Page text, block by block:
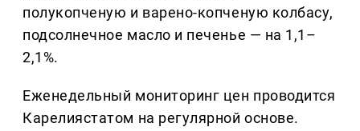
полукопченую и варено-копченую колбасу,
подсолнечное масло и печенье — на 1,1–
2,1%.
Еженедельный мониторинг цен проводится
Карелиястатом на регулярной основе.